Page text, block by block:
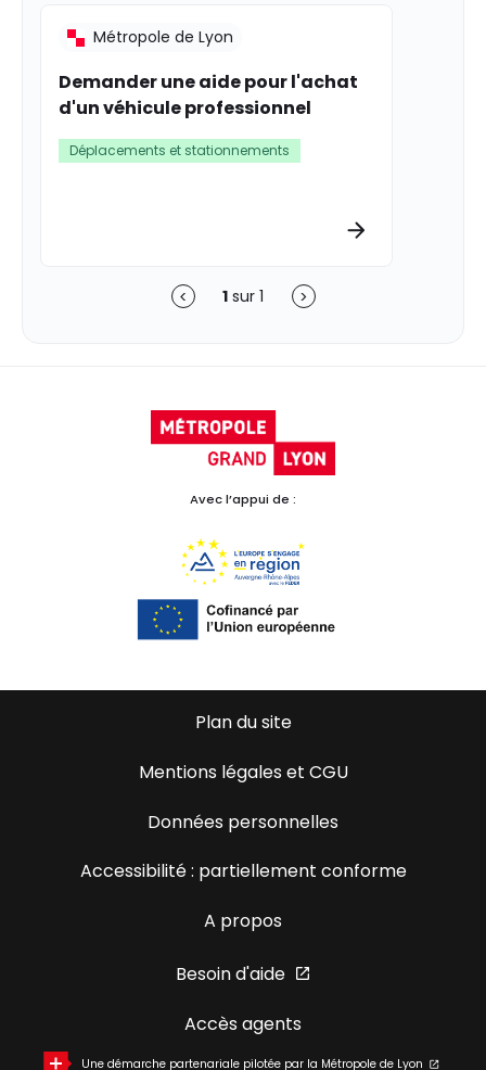
Demander une aide pour l'achat
d'un véhicule professionnel
Métropole de Lyon
Déplacements et stationnements
Précédent
1 sur 1 Suivant
Avec l’appui de :
Plan du site
Mentions légales et CGU
Données personnelles
Accessibilité : partiellement conforme
A propos
Besoin d'aide
Accès agents
Une démarche partenariale pilotée par la Métropole de Lyon